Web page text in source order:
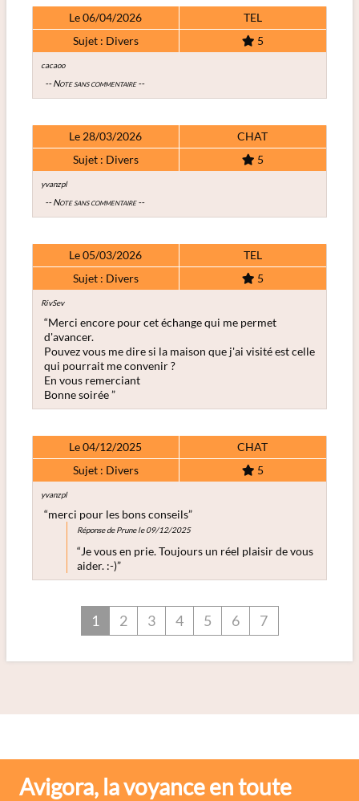
Le 06/04/2026
TEL
Sujet : Divers
5
cacaoo
-- Note sans commentaire --
Le 28/03/2026
CHAT
Sujet : Divers
5
yvanzpl
-- Note sans commentaire --
Le 05/03/2026
TEL
Sujet : Divers
5
RivSev
“Merci encore pour cet échange qui me permet
d'avancer.
Pouvez vous me dire si la maison que j'ai visité est celle
qui pourrait me convenir ?
En vous remerciant
Bonne soirée ”
Le 04/12/2025
CHAT
Sujet : Divers
5
yvanzpl
“merci pour les bons conseils”
Réponse de Prune le 09/12/2025
“Je vous en prie. Toujours un réel plaisir de vous
aider. :-)”
1 2 3 4 5 6 7
Avigora, la voyance en toute